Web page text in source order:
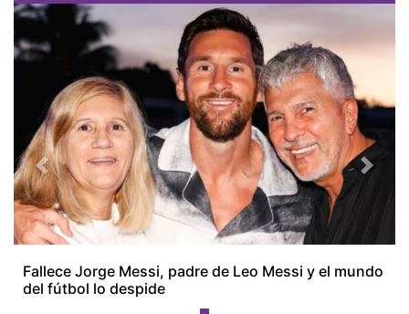
Fallece Jorge Messi, padre de Leo Messi y el mundo
del fútbol lo despide
Previous Next